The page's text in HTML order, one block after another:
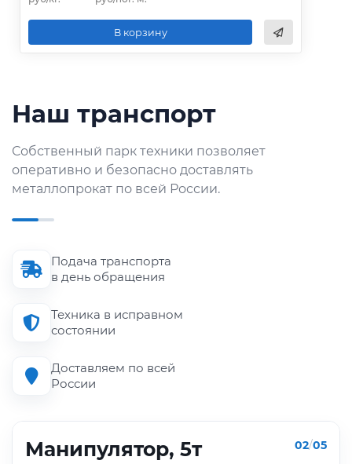
В корзину
Наш транспорт
Собственный парк техники позволяет
оперативно и безопасно доставлять
металлопрокат по всей России.
Подача транспорта
в день обращения
Техника в исправном
состоянии
Доставляем по всей
России
Манипулятор, 5т 02/05